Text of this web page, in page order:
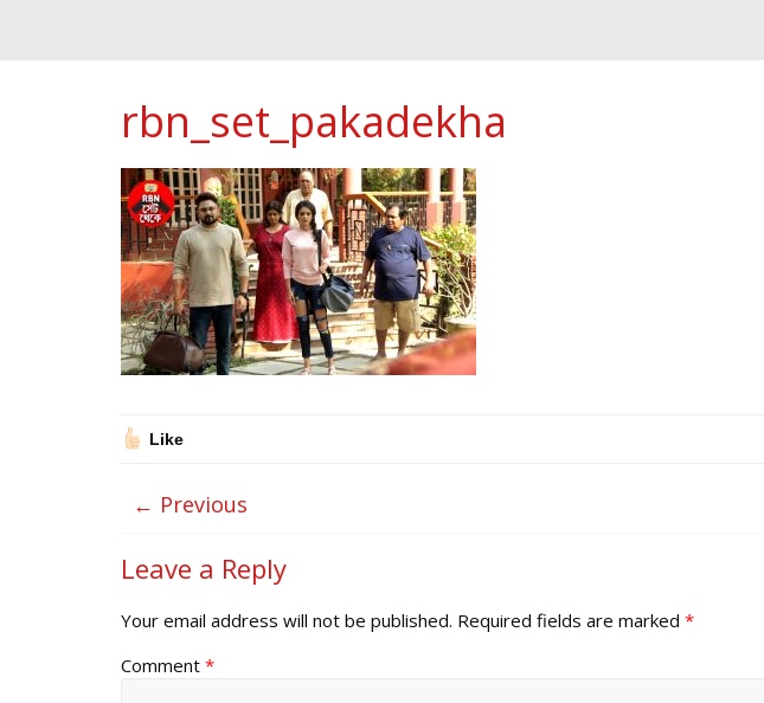
rbn_set_pakadekha
Like
← Previous
Leave a Reply
Your email address will not be published. Required fields are marked *
Comment *